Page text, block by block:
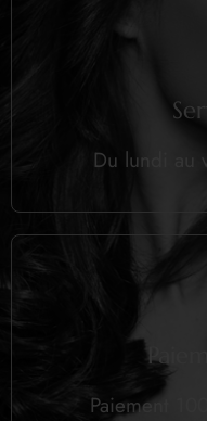
Du lundi au
Paiement